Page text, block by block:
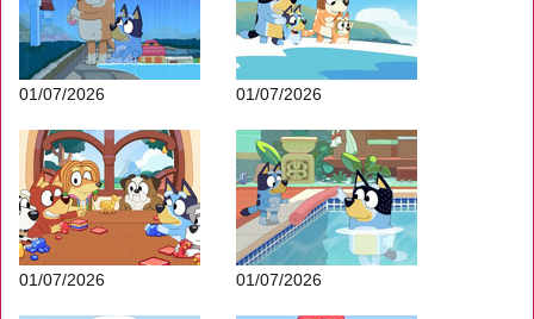
01/07/2026 01/07/2026
01/07/2026 01/07/2026